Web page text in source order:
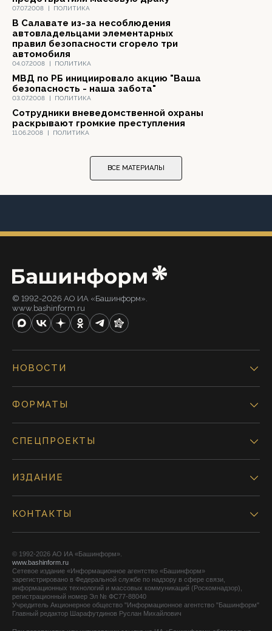
07.07.2008 | ПОЛИТИКА
04.07.2008 | ПОЛИТИКА
В Салавате из-за несоблюдения
автовладельцами элементарных
правил безопасности сгорело три
автомобиля
03.07.2008 | ПОЛИТИКА
МВД по РБ инициировало акцию "Ваша
безопасность - наша забота"
11.06.2008 | ПОЛИТИКА
Сотрудники вневедомственной охраны
раскрывают громкие преступления
ВСЕ МАТЕРИАЛЫ
© 1992-2026 АО ИА «Башинформ».
www.bashinform.ru
НОВОСТИ
ФОРМАТЫ
СПЕЦПРОЕКТЫ
ИЗДАНИЕ
КОНТАКТЫ
© 1992-2026 АО ИА «Башинформ».
www.bashinform.ru
Сетевое издание «Информационное агентство «Башинформ»
зарегистрировано в Федеральной службе по надзору в сфере связи,
информационных технологий и массовых коммуникаций (Роскомнадзор),
регистрационный номер Эл № ФС77-88040
Учредитель Акционерное общество "Информационное агентство "Башинформ"
Главный редактор Шарафутдинов Руслан Михайлович